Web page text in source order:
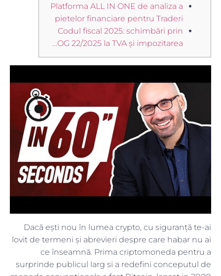
Platforma ALL IN ONE de analiza a
pietelor financiare pentru Traderi
Codul fiscal 2025: schimbări prin
OG 22/2025 la TVA și impozitarea…
Dacă ești nou în lumea crypto, cu siguranță te-ai
lovit de termeni și abrevieri despre care habar nu ai
ce înseamnă. Prima criptomoneda pentru a
surprinde publicul larg si a redefini conceputul de